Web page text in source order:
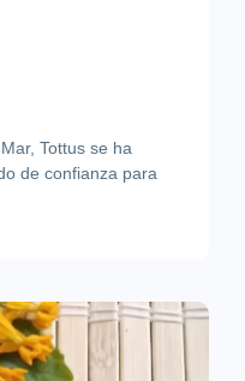
Tottus se ha
de confianza para